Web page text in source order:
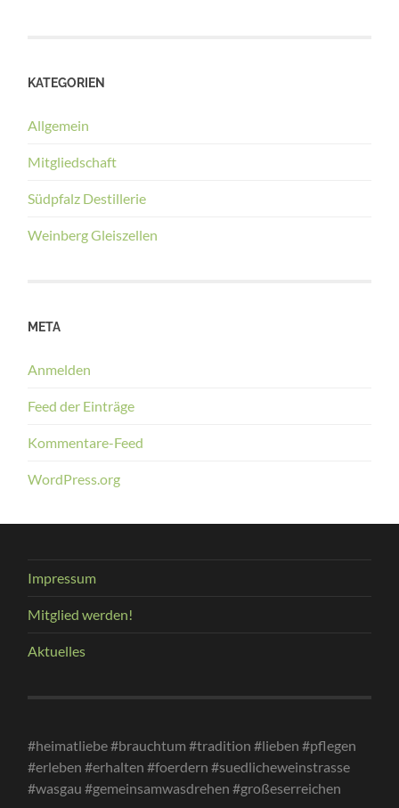
KATEGORIEN
Allgemein
Mitgliedschaft
Südpfalz Destillerie
Weinberg Gleiszellen
META
Anmelden
Feed der Einträge
Kommentare-Feed
WordPress.org
Impressum
Mitglied werden!
Aktuelles
#heimatliebe #brauchtum #tradition #lieben #pflegen
#erleben #erhalten #foerdern #suedlicheweinstrasse
#wasgau #gemeinsamwasdrehen #großeserreichen